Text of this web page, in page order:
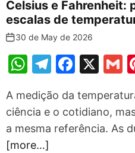
Celsius e Fahrenheit:
escalas de
30 de May de 2026
W
at
s
A
T
e
gr
a
F
c
e
b
X
l
A medição da
ciência e o cotidiano,
a mesma referência. As
[more…]